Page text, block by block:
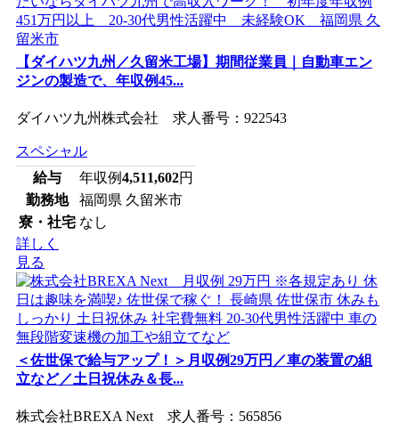
【ダイハツ九州／久留米工場】期間従業員｜自動車エン
ジンの製造で、年収例45...
ダイハツ九州株式会社 求人番号：922543
スペシャル
給与
年収例4,511,602円
勤務地
福岡県 久留米市
寮・社宅 なし
詳しく
見る
＜佐世保で給与アップ！＞月収例29万円／車の装置の組
立など／土日祝休み＆長...
株式会社BREXA Next 求人番号：565856